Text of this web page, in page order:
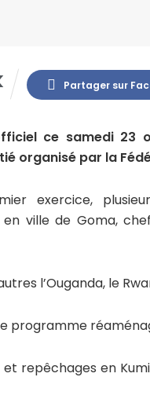
Partager sur
ce samedi 23
organisé par la
exercice,
en ville de Goma,
l’Ouganda, le
programme
et repêchages en